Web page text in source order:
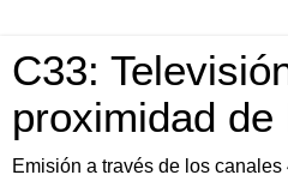
C33:
proximidad de
Emisión a través de los